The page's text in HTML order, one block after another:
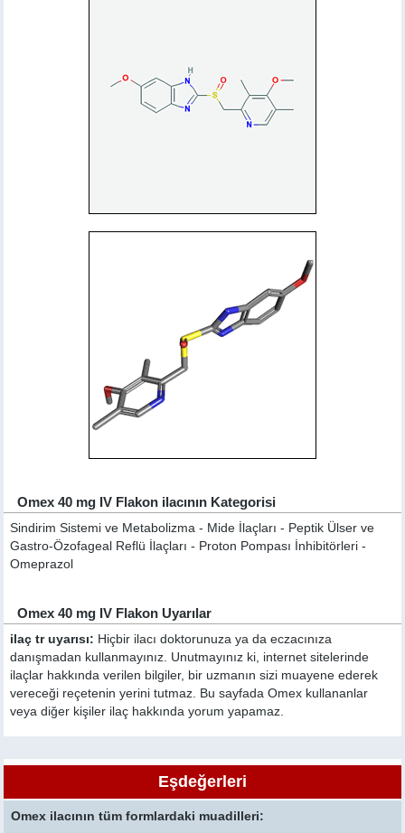
Omex 40 mg IV Flakon ilacının Kategorisi
Sindirim Sistemi ve Metabolizma - Mide İlaçları - Peptik Ülser ve
Gastro-Özofageal Reflü İlaçları - Proton Pompası İnhibitörleri -
Omeprazol
Omex 40 mg IV Flakon Uyarılar
ilaç tr uyarısı: Hiçbir ilacı doktorunuza ya da eczacınıza
danışmadan kullanmayınız. Unutmayınız ki, internet sitelerinde
ilaçlar hakkında verilen bilgiler, bir uzmanın sizi muayene ederek
vereceği reçetenin yerini tutmaz. Bu sayfada Omex kullananlar
veya diğer kişiler ilaç hakkında yorum yapamaz.
Eşdeğerleri
Omex ilacının tüm formlardaki muadilleri: